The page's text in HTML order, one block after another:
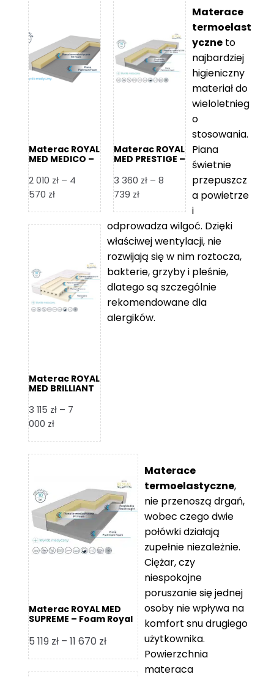
do
8
865 zł
Materac ROYAL
MED MEDICO –
2 010 zł – 4
570 złZakres
od
4
570 zł
Materac ROYAL
MED PRESTIGE –
3 360 zł – 8
739 złZakres
od
3
360 zł
do
8
739 zł
Materac ROYAL
MED BRILLIANT
3 115 zł – 7
000 złZakres
od
7
000 zł
Materace
termoelast
yczne to
najbardziej
higieniczny
materiał do
wieloletnieg
o
stosowania.
Piana
świetnie
przepuszcz
a powietrze
i
odprowadza wilgoć. Dzięki
właściwej wentylacji, nie
rozwijają się w nim roztocza,
bakterie, grzyby i pleśnie,
dlatego są szczególnie
rekomendowane dla
alergików.
Materac ROYAL MED
SUPREME – Foam Royal
5 119 zł – 11 670 złZakres
cen:
od
Materace
termoelastyczne,
nie przenoszą drgań,
wobec czego dwie
połówki działają
zupełnie niezależnie.
Ciężar, czy
niespokojne
poruszanie się jednej
osoby nie wpływa na
komfort snu drugiego
użytkownika.
Powierzchnia
materaca